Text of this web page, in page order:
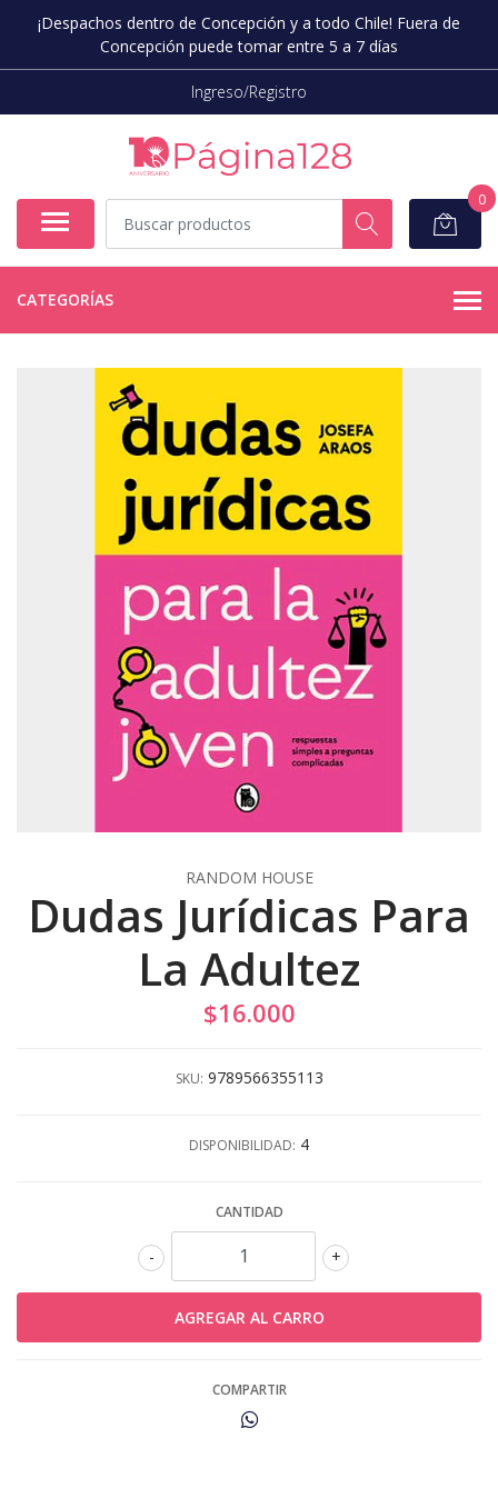
¡Despachos dentro de Concepción y a todo Chile! Fuera de
Concepción puede tomar entre 5 a 7 días
Ingreso/Registro
0
CATEGORÍAS
RANDOM HOUSE
Dudas Jurídicas Para
La Adultez
$16.000
SKU: 9789566355113
DISPONIBILIDAD: 4
CANTIDAD
+
-
COMPARTIR